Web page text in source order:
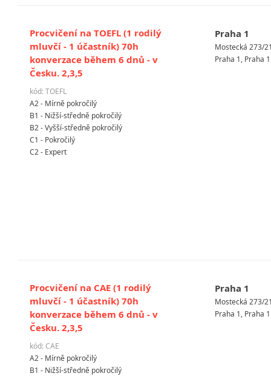
Procvičení na TOEFL (1 rodilý
mluvčí - 1 účastník) 70h
konverzace během 6 dnů - v
Česku. 2,3,5
kód: TOEFL
A2 - Mírně pokročilý
B1 - Nižší-středně pokročilý
B2 - Vyšší-středně pokročilý
C1 - Pokročilý
C2 - Expert
Praha 1
Mostecká 273/
Praha 1, Praha 1
Procvičení na CAE (1 rodilý
mluvčí - 1 účastník) 70h
konverzace během 6 dnů - v
Česku. 2,3,5
kód: CAE
A2 - Mírně pokročilý
B1 - Nižší-středně pokročilý
Praha 1
Mostecká 273/
Praha 1, Praha 1